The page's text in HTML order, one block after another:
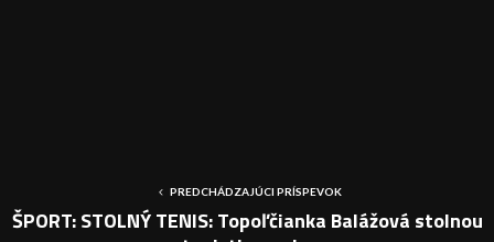
PREDCHÁDZAJÚCI PRÍSPEVOK
ŠPORT: STOLNÝ TENIS: Topoľčianka Balážová stolnou